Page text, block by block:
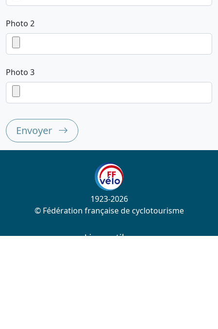
Photo 2
Photo 3
Envoyer
1923-2026
© Fédération française de cyclotourisme
Liens utiles